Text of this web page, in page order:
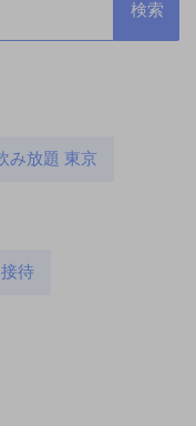
み放題 東京
待